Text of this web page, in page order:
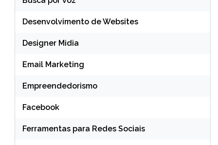
Desenvolvimento de Websites
Designer Midia
Email Marketing
Empreendedorismo
Facebook
Ferramentas para Redes Sociais